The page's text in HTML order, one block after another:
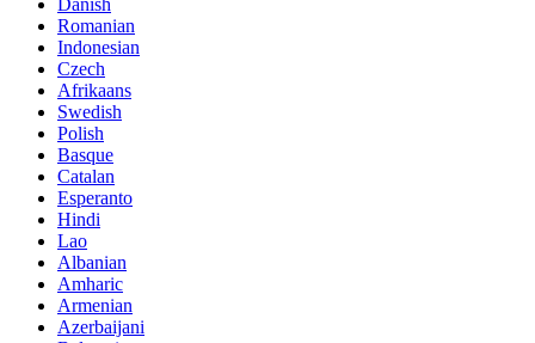
Romanian
Indonesian
Czech
Afrikaans
Swedish
Polish
Basque
Catalan
Esperanto
Hindi
Lao
Albanian
Amharic
Armenian
Azerbaijani